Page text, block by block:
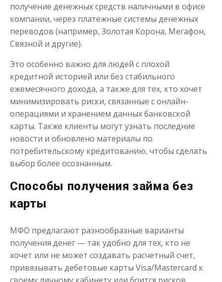
Моментальный займ
Сумма до 50 000₽
до 21 дня
Получить
Одолжим до 30 дней
Сумма до50 000₽
получение денежных средств наличными в офисе
компании, через платежные системы денежных
переводов (например, Золотая Корона, Мегафон,
Связной и другие).
Это особенно важно для людей с плохой
кредитной историей или без стабильного
ежемесячного дохода, а также для тех, кто хочет
минимизировать риски, связанные с онлайн-
операциями и хранением данных банковской
карты. Также клиенты могут узнать последние
новости и обновлено материалы по
потребительскому кредитованию, чтобы сделать
выбор более осознанным.
Способы получения займа без
карты
МФО предлагают разнообразные варианты
получения денег — так удобно для тех, кто не
хочет или не может создавать расчетный счет,
привязывать дебетовые карты Visa/Mastercard к